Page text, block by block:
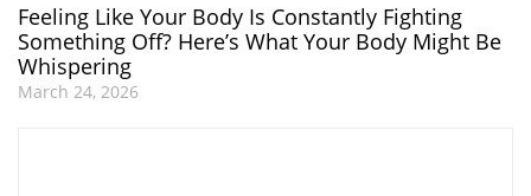
Feeling Like Your Body Is Constantly Fighting
Something Off? Here’s What Your Body Might Be
Whispering
March 24, 2026